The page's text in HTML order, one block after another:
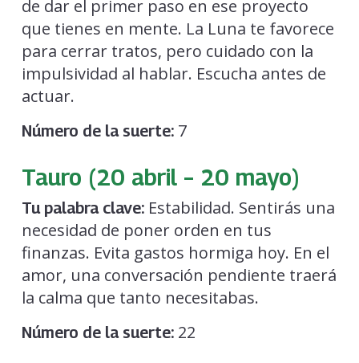
de dar el primer paso en ese proyecto
que tienes en mente. La Luna te favorece
para cerrar tratos, pero cuidado con la
impulsividad al hablar. Escucha antes de
actuar.
Número de la suerte:7
Tauro (20 abril – 20 mayo)
Tu palabra clave:Estabilidad. Sentirás una
necesidad de poner orden en tus
finanzas. Evita gastos hormiga hoy. En el
amor, una conversación pendiente traerá
la calma que tanto necesitabas.
Número de la suerte:22